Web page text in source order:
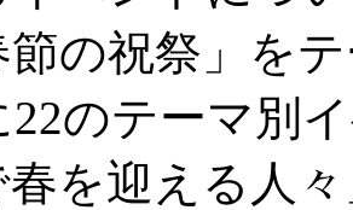
の祝祭」を
22のテーマ別
を迎える人